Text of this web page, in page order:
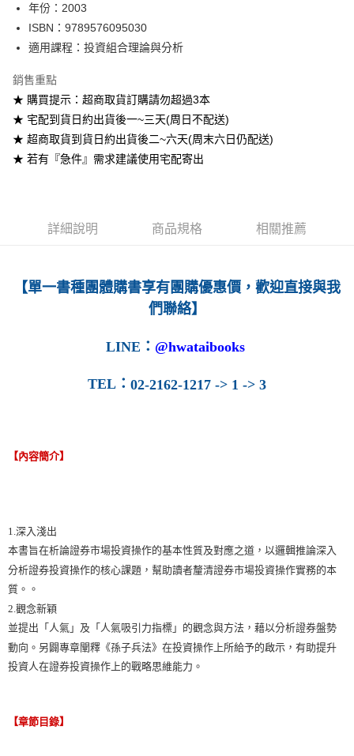
每筆NT$60
7-11取貨付款
每筆NT$60
宅配-台灣本島
每筆NT$160
年份：2003
ISBN：9789576095030
適用課程：投資組合理論與分析
銷售重點
★ 購買提示：超商取貨訂購請勿超過3本
★ 宅配到貨日約出貨後一~三天(周日不配送)
★ 超商取貨到貨日約出貨後二~六天(周末六日仍配送)
★ 若有『急件』需求建議使用宅配寄出
詳細說明 商品規格 相關推薦
【單一書種團體購書享有團購優惠價，歡迎直接與我
們聯絡】
LINE ： @hwataibooks
TEL ： 02-2162-1217 -> 1 -> 3
【內容簡介】
1.深入淺出
本書旨在析論證券市場投資操作的基本性質及對應之道，以邏輯推論深入
分析證券投資操作的核心課題，幫助讀者釐清證券市場投資操作實務的本
質。。
2.觀念新穎
並提出「人氣」及「人氣吸引力指標」的觀念與方法，藉以分析證券盤勢
動向。另闢專章闡釋《孫子兵法》在投資操作上所給予的啟示，有助提升
投資人在證券投資操作上的戰略思維能力。
【章節目錄】